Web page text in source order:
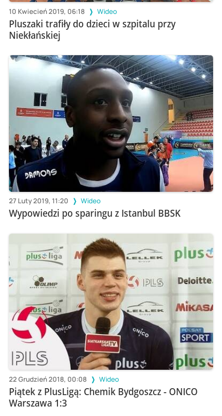
10 Kwiecień 2019, 06:18 Wideo
Pluszaki trafiły do dzieci w szpitalu przy
Niekłańskiej
27 Luty 2019, 11:20 Wideo
Wypowiedzi po sparingu z Istanbul BBSK
22 Grudzień 2018, 00:08 Wideo
Piątek z PlusLigą: Chemik Bydgoszcz - ONICO
Warszawa 1:3